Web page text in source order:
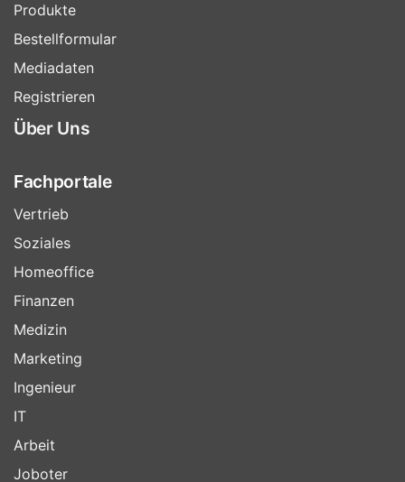
Produkte
Bestellformular
Mediadaten
Registrieren
Über Uns
Fachportale
Vertrieb
Soziales
Homeoffice
Finanzen
Medizin
Marketing
Ingenieur
IT
Arbeit
Joboter